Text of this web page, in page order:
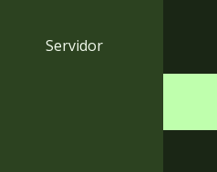
Servidor